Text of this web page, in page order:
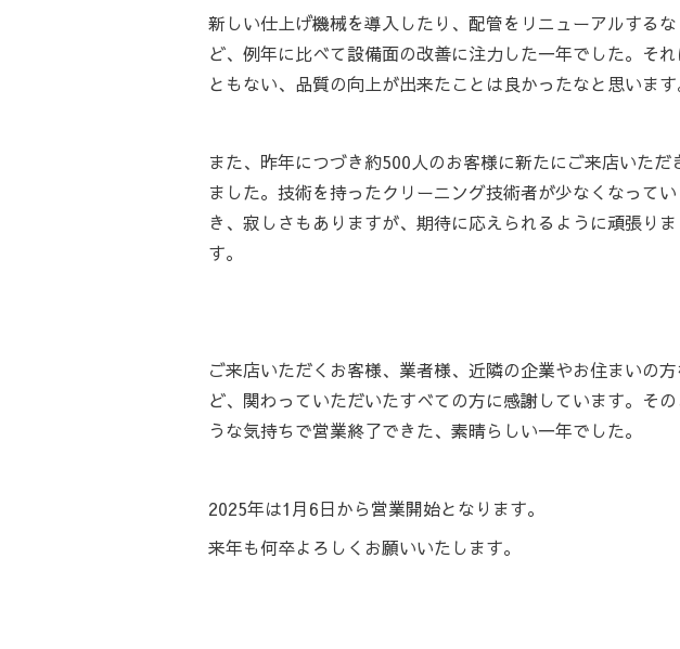
新しい仕上げ機械を導入したり、配管をリニューアルするな
ど、例年に比べて設備面の改善に注力した一年でした。それ
ともない、品質の向上が出来たことは良かったなと思います
また、昨年につづき約500人のお客様に新たにご来店いただ
ました。技術を持ったクリーニング技術者が少なくなってい
き、寂しさもありますが、期待に応えられるように頑張りま
す。
ご来店いただくお客様、業者様、近隣の企業やお住まいの方
ど、関わっていただいたすべての方に感謝しています。その
うな気持ちで営業終了できた、素晴らしい一年でした。
2025年は1月6日から営業開始となります。
来年も何卒よろしくお願いいたします。